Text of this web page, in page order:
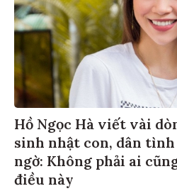
Hồ Ngọc Hà viết vài
sinh nhật con, dân tình
ngờ: Không phải ai
điều này